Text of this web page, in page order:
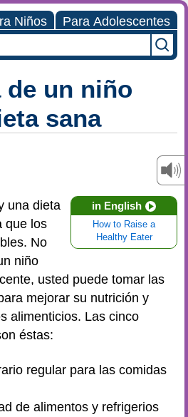
Niños Para Adolescentes
de un niño
sana
in English
How to Raise a
Healthy Eater
una dieta
que los
No
niño
usted puede tomar las
mejorar su nutrición y
alimenticios. Las cinco
éstas:
regular para las comidas
de alimentos y refrigerios